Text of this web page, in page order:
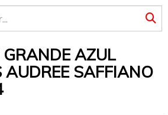
AZUL
AUDREE SAFFIANO